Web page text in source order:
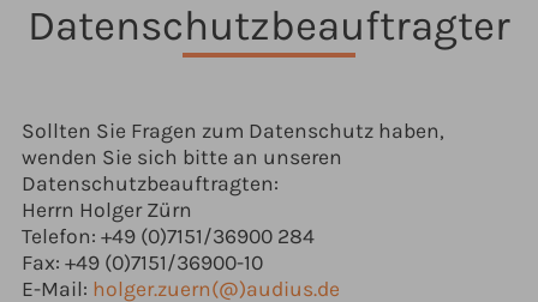
Datenschutzbeauftragter
Sollten Sie Fragen zum Datenschutz haben,
wenden Sie sich bitte an unseren
Datenschutzbeauftragten:
Herrn Holger Zürn
Telefon: +49 (0)7151/36900 284
Fax: +49 (0)7151/36900-10
E-Mail: holger.zuern(@)audius.de